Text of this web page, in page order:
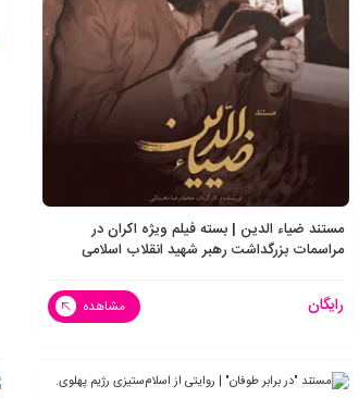
مستند ضیاء الدین | بسته فیلم ویژه اکران در
مراسمات بزرگداشت رهبر شهید انقلاب اسلامی
رایگان مشاهده